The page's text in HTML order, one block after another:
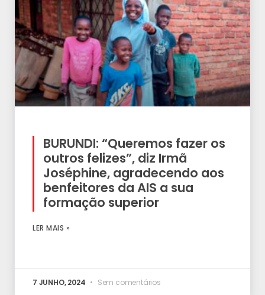
BURUNDI: “Queremos fazer os
outros felizes”, diz Irmã
Joséphine, agradecendo aos
benfeitores da AIS a sua
formação superior
LER MAIS »
7 JUNHO, 2024 Sem comentários